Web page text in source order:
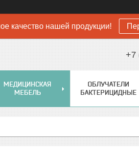
качество нашей продукции!
+7
МЕДИЦИНСКАЯ
МЕБЕЛЬ
ОБЛУЧАТЕЛИ
БАКТЕРИЦИДНЫЕ